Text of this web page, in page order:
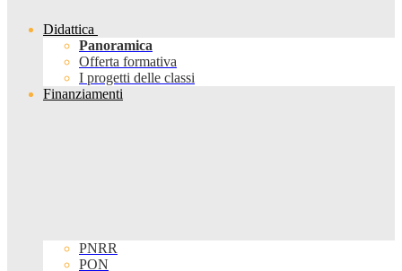
Didattica
Panoramica
Offerta formativa
I progetti delle classi
Finanziamenti
PNRR
PON